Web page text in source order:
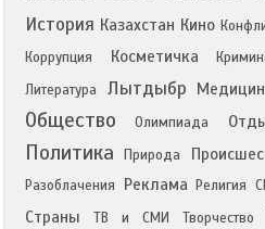
История Казахстан Кино
Коррупция Косметичка
Литература Лытдыбр
Общество Олимпиада
Политика Природа
Разоблачения
Реклама Религия
Страны
ТВ и СМИ Творчество